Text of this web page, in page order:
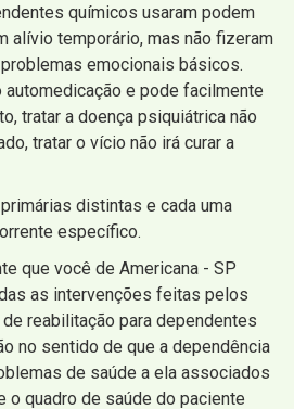
químicos usaram podem
alívio temporário, mas não fizeram
emocionais básicos.
e pode facilmente
tratar a doença psiquiátrica não
tratar o vício não irá curar a
distintas e cada uma
específico.
que você de Americana - SP
as intervenções feitas pelos
reabilitação para dependentes
no sentido de que a dependência
de saúde a ela associados
o quadro de saúde do paciente